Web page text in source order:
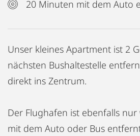
20 Minuten mit dem Auto
Unser kleines Apartment ist 2
nächsten Bushaltestelle
direkt ins Zentrum.
Der Flughafen ist ebenfalls
mit dem Auto oder Bus